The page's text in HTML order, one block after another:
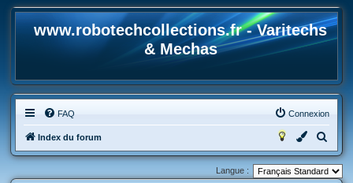
www.robotechcollections.fr - Varitechs
& Mechas
FAQ Connexion
Index du forum
e
c
Langue :